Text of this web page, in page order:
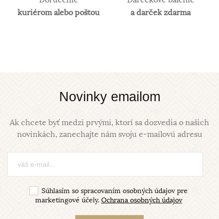
kuriérom alebo poštou
a darček zdarma
Novinky emailom
Ak chcete byť medzi prvými, ktorí sa dozvedia o našich
novinkách, zanechajte nám svoju e-mailovú adresu
Súhlasím so spracovaním osobných údajov pre
marketingové účely. Ochrana osobných údajov